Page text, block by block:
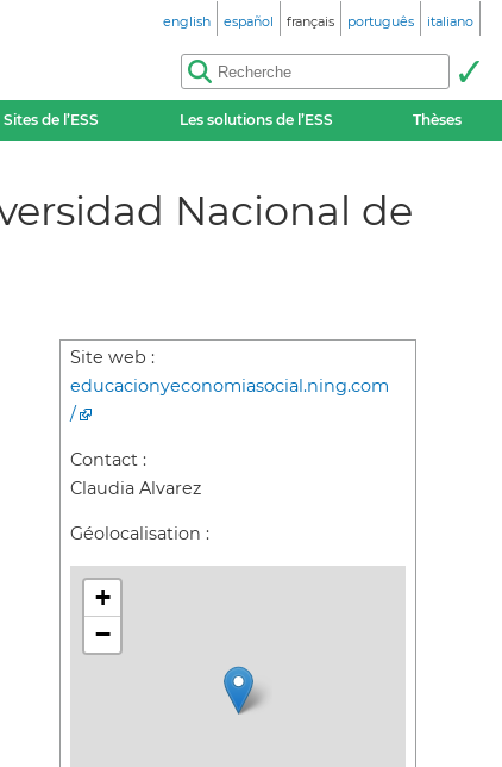
english español français português italiano
Sites de l’ESS Les solutions de l’ESS Thèses
Nacional de
Site web :
educacionyeconomiasocial.ning.com
/
Contact :
Claudia Alvarez
Géolocalisation :
+
−